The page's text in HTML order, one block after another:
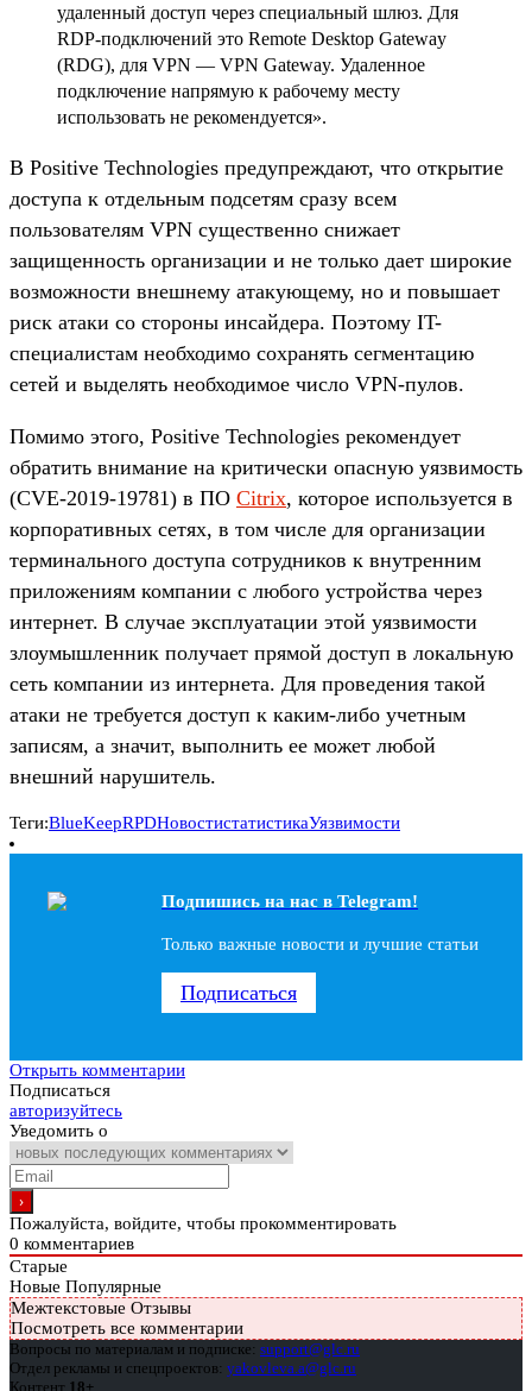
удаленный доступ через специальный шлюз. Для
RDP-подключений это Remote Desktop Gateway
(RDG), для VPN — VPN Gateway. Удаленное
подключение напрямую к рабочему месту
использовать не рекомендуется».
В Positive Technologies предупреждают, что открытие
доступа к отдельным подсетям сразу всем
пользователям VPN существенно снижает
защищенность организации и не только дает широкие
возможности внешнему атакующему, но и повышает
риск атаки со стороны инсайдера. Поэтому IT-
специалистам необходимо сохранять сегментацию
сетей и выделять необходимое число VPN-пулов.
Помимо этого, Positive Technologies рекомендует
обратить внимание на критически опасную уязвимость
(CVE-2019-19781) в ПО Citrix, которое используется в
корпоративных сетях, в том числе для организации
терминального доступа сотрудников к внутренним
приложениям компании с любого устройства через
интернет. В случае эксплуатации этой уязвимости
злоумышленник получает прямой доступ в локальную
сеть компании из интернета. Для проведения такой
атаки не требуется доступ к каким-либо учетным
записям, а значит, выполнить ее может любой
внешний нарушитель.
Теги:BlueKeepRPDНовостистатистикаУязвимости
Подпишись на наc в Telegram!
Только важные новости и лучшие статьи
Подписаться
Открыть комментарии
Подписаться
авторизуйтесь
Уведомить о
Пожалуйста, войдите, чтобы прокомментировать
0 комментариев
Старые
Новые Популярные
Межтекстовые Отзывы
Посмотреть все комментарии
Вопросы по материалам и подписке: support@glc.ru
Отдел рекламы и спецпроектов: yakovleva.a@glc.ru
Контент 18+